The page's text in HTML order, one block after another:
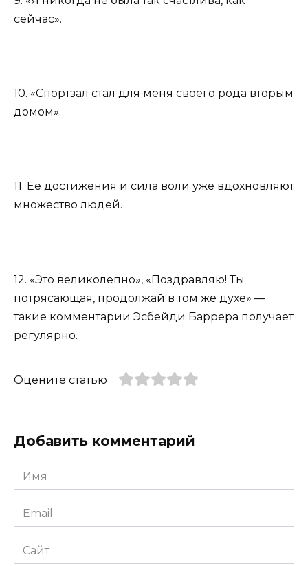
сейчас».
10. «Спортзал стал для меня своего рода вторым
домом».
11. Ее достижения и сила воли уже вдохновляют
множество людей.
12. «Это великолепно», «Поздравляю! Ты
потрясающая, продолжай в том же духе» —
такие комментарии Эсбейди Баррера получает
регулярно.
Оцените статью
Добавить комментарий
Имя
*
Email
*
Сайт